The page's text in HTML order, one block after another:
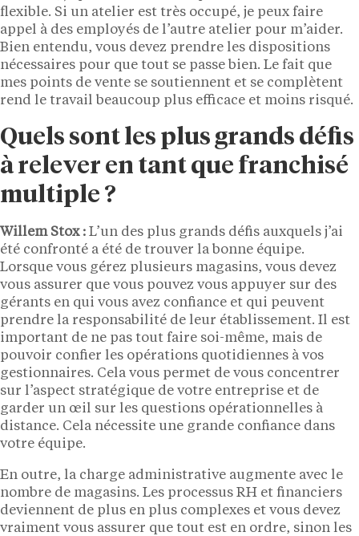
flexible. Si un atelier est très occupé, je peux faire
appel à des employés de l’autre atelier pour m’aider.
Bien entendu, vous devez prendre les dispositions
nécessaires pour que tout se passe bien. Le fait que
mes points de vente se soutiennent et se complètent
rend le travail beaucoup plus efficace et moins risqué.
Quels sont les plus grands défis
à relever en tant que franchisé
multiple ?
Willem Stox : L’un des plus grands défis auxquels j’ai
été confronté a été de trouver la bonne équipe.
Lorsque vous gérez plusieurs magasins, vous devez
vous assurer que vous pouvez vous appuyer sur des
gérants en qui vous avez confiance et qui peuvent
prendre la responsabilité de leur établissement. Il est
important de ne pas tout faire soi-même, mais de
pouvoir confier les opérations quotidiennes à vos
gestionnaires. Cela vous permet de vous concentrer
sur l’aspect stratégique de votre entreprise et de
garder un œil sur les questions opérationnelles à
distance. Cela nécessite une grande confiance dans
votre équipe.
En outre, la charge administrative augmente avec le
nombre de magasins. Les processus RH et financiers
deviennent de plus en plus complexes et vous devez
vraiment vous assurer que tout est en ordre, sinon les